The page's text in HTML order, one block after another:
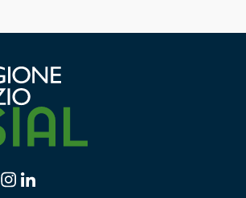
Facebook (link esterno)
Instagram (link esterno)